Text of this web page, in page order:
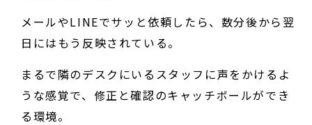
メールやLINEでサッと依頼したら、数分後から翌
日にはもう反映されている。
まるで隣のデスクにいるスタッフに声をかけるよ
うな感覚で、修正と確認のキャッチボールができ
る環境。